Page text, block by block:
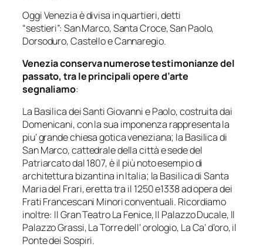
Oggi Venezia è divisa in quartieri, detti
“sestieri”: San Marco, Santa Croce, San Paolo,
Dorsoduro, Castello e Cannaregio.
Venezia conserva numerose testimonianze del
passato, tra le principali opere d’arte
segnaliamo:
La Basilica dei Santi Giovanni e Paolo, costruita dai
Domenicani, con la sua imponenza rappresenta la
piu’ grande chiesa gotica veneziana; la Basilica di
San Marco, cattedrale della città e sede del
Patriarcato dal 1807, è il più noto esempio di
architettura bizantina in Italia; la Basilica di Santa
Maria del Frari, eretta tra il 1250 e1338 ad opera dei
Frati Francescani Minori conventuali. Ricordiamo
inoltre: Il Gran Teatro La Fenice, Il Palazzo Ducale, Il
Palazzo Grassi, La Torre dell’ orologio, La Ca’ d’oro, il
Ponte dei Sospiri.